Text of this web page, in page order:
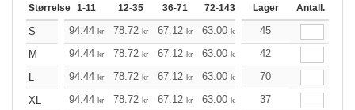
Størrelse 1-11 12-35 36-71 72-143 144-287 288 +
Lager Antall.
S 94.44 kr 78.72 kr 67.12 kr 63.00 kr 59.76
45
M
94.44 kr 78.72 kr 67.12 kr 63.00 kr 59.76
42
L
94.44 kr 78.72 kr 67.12 kr 63.00 kr 59.76
70
XL
94.44 kr 78.72 kr 67.12 kr 63.00 kr 59.76
37